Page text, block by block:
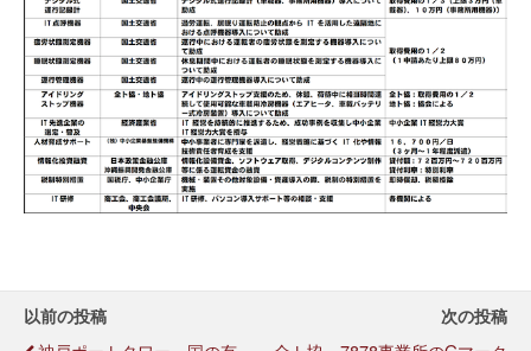
以前の投稿 次の投稿